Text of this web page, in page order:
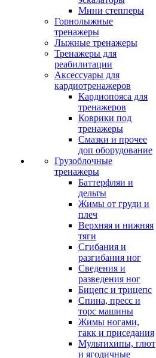
Мини степперы
Горнолыжные
тренажеры
Лыжные тренажеры
Тренажеры для
реабилитации
Аксессуары для
кардиотренажеров
Кардиопояса для
тренажеров
Коврики под
тренажеры
Смазки и прочее
доп оборудование
Грузоблочные
тренажеры
Баттерфляи и
дельты
Жимы от груди и
плеч
Верхняя и нижняя
тяги
Сгибания и
разгибания ног
Сведения и
разведения ног
Бицепс и трицепс
Спина, пресс и
торс машины
Жимы ногами,
гакк и приседания
Мультихипы, глют
и ягодичные